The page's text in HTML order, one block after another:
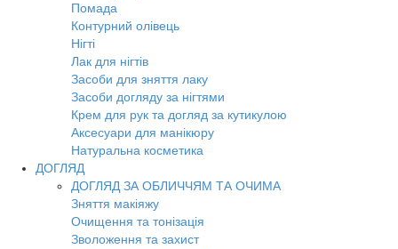
Помада
Контурний олівець
Нігті
Лак для нігтів
Засоби для зняття лаку
Засоби догляду за нігтями
Крем для рук та догляд за кутикулою
Аксесуари для манікюру
Натуральна косметика
ДОГЛЯД
ДОГЛЯД ЗА ОБЛИЧЧЯМ ТА ОЧИМА
Зняття макіяжу
Очищення та тонізація
Зволоження та захист